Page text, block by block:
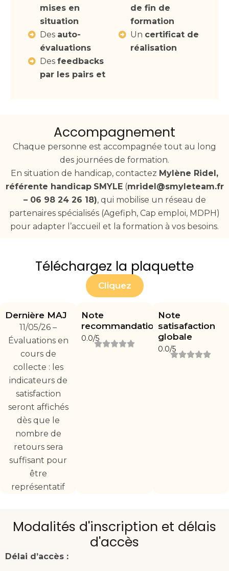
mises en
situation
Des auto-
évaluations
Des feedbacks
par les pairs et
de fin de
formation
Un certificat de
réalisation
Accompagnement
Chaque personne est accompagnée tout au long
des journées de formation.
En situation de handicap, contactez Mylène Ridel,
référente handicap SMYLE(mridel@smyleteam.fr
– 06 98 24 26 18), qui mobilise un réseau de
partenaires spécialisés (Agefiph, Cap emploi, MDPH)
pour adapter l’accueil et la formation à vos besoins.
Téléchargez la plaquette
Cliquez
Dernière MAJ
11/05/26 –
Évaluations en
cours de
collecte : les
indicateurs de
satisfaction
seront affichés
dès que le
nombre de
retours sera
suffisant pour
être
représentatif
Note
recommandation
0.0/5
Note
satisafaction
globale
0.0/5
Modalités d'inscription et délais
d'accès
Délai d’accès :